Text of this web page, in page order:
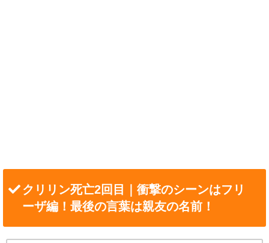
クリリン死亡2回目｜衝撃のシーンはフリ
ーザ編！最後の言葉は親友の名前！